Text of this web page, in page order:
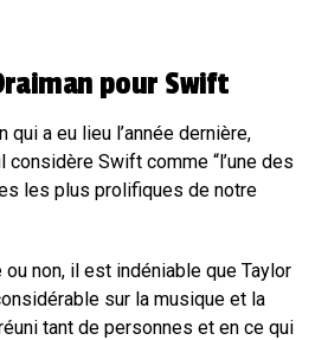
pour Swift
qui a eu lieu l’année dernière,
considère Swift comme “l’une des
les plus prolifiques de notre
ou non, il est indéniable que Taylor
sur la musique et la
tant de personnes et en ce qui